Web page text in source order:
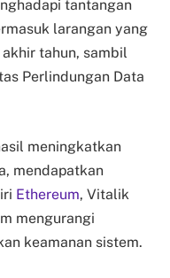
tantangan
larangan yang
tahun, sambil
Perlindungan Data
meningkatkan
mendapatkan
Ethereum, Vitalik
mengurangi
keamanan sistem.